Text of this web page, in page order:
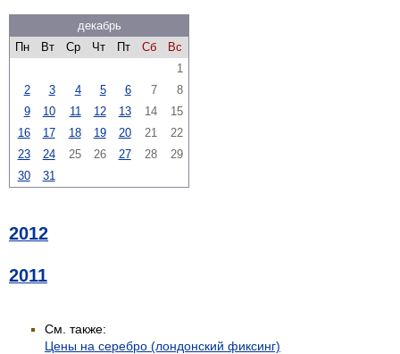
декабрь
Пн
Вт Ср Чт Пт Сб
Вс
1
2
3 4 5 6 7
8
9
10 11 12 13 14
15
16
17 18 19 20 21
22
23
24 25 26 27 28
29
30
31
2012
2011
См. также:
Цены на серебро (лондонский фиксинг)